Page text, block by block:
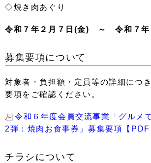
◇焼き肉あぐり
令和７年２月７日(金) ～ 令和７年
募集要項について
対象者・負担額・定員等の詳細につ
要項をご確認ください。
令和６年度会員交流事業「グルメ
2弾：焼肉お食事券」募集要項【PDF
チラシについて